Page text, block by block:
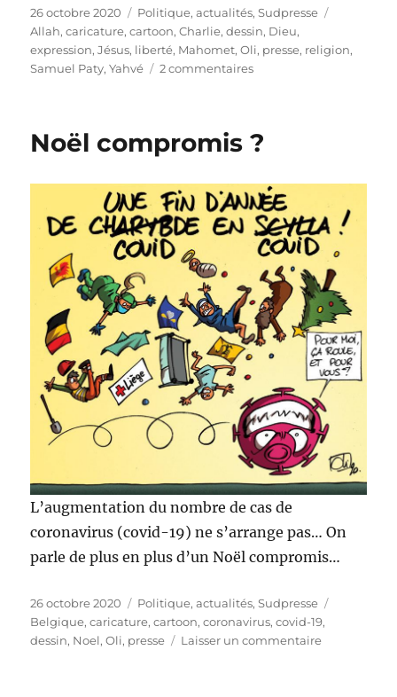
Publié
le
26 octobre 2020 Catégories
Politique, actualités,Sudpresse
Allah,caricature,cartoon,Charlie,dessin, Dieu,
expression,Jésus, liberté, Mahomet,Oli, presse, religion,
Samuel Paty,Yahvé 2 commentairessur
le
la
liberté
d’expression
Noël compromis ?
L’augmentation du nombre de cas de
coronavirus (covid-19) ne s’arrange pas… On
parle de plus en plus d’un Noël compromis…
Publié
le
26 octobre 2020 Catégories
Politique, actualités,Sudpresse
Belgique,caricature,cartoon,coronavirus,covid-19,
dessin, Noel,Oli, presse Laisser un commentairesur